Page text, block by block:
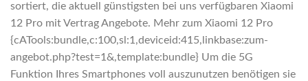
sortiert, die aktuell günstigsten bei uns verfügbaren Xiaomi
12 Pro mit Vertrag Angebote. Mehr zum Xiaomi 12 Pro
{cATools:bundle,c:100,sl:1,deviceid:415,linkbase:zum-
angebot.php?test=1&,template:bundle} Um die 5G
Funktion Ihres Smartphones voll auszunutzen benötigen sie